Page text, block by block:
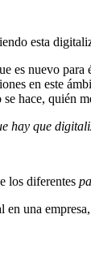
esta
es nuevo para
en este
hace, quién
hay que
los diferentes
en una empresa,